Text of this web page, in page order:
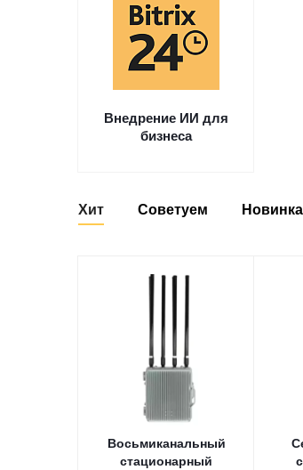
Внедрение ИИ для
бизнеса
Хит Советуем Новинка
Восьмиканальный
стационарный